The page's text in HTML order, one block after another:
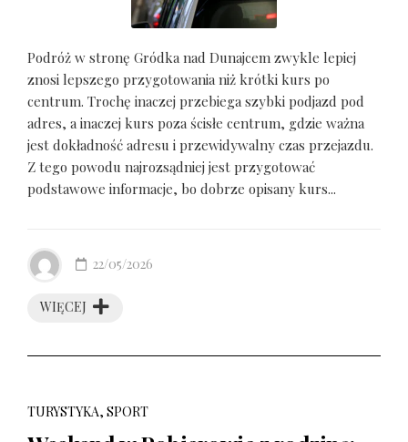
Podróż w stronę Gródka nad Dunajcem zwykle lepiej
znosi lepszego przygotowania niż krótki kurs po
centrum. Trochę inaczej przebiega szybki podjazd pod
adres, a inaczej kurs poza ścisłe centrum, gdzie ważna
jest dokładność adresu i przewidywalny czas przejazdu.
Z tego powodu najrozsądniej jest przygotować
podstawowe informacje, bo dobrze opisany kurs...
WIĘCEJ
22/05/2026
TURYSTYKA, SPORT